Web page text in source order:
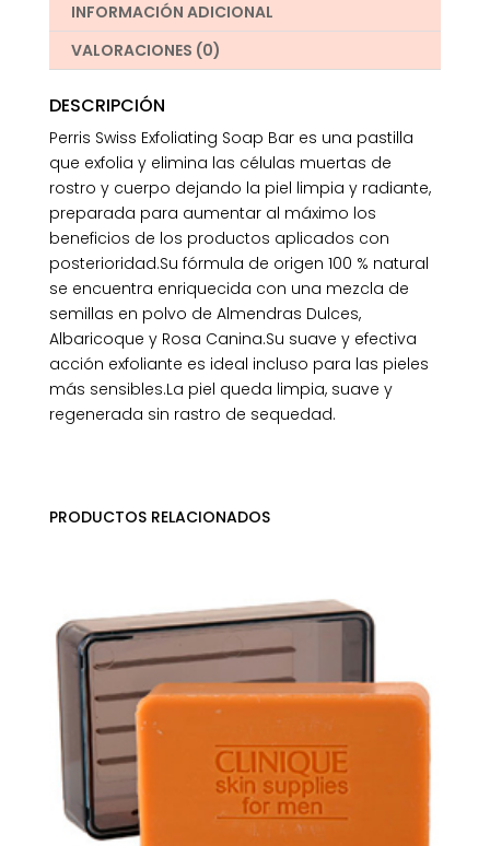
INFORMACIÓN ADICIONAL
VALORACIONES (0)
DESCRIPCIÓN
Perris Swiss Exfoliating Soap Bar es una pastilla
que exfolia y elimina las células muertas de
rostro y cuerpo dejando la piel limpia y radiante,
preparada para aumentar al máximo los
beneficios de los productos aplicados con
posterioridad.Su fórmula de origen 100 % natural
se encuentra enriquecida con una mezcla de
semillas en polvo de Almendras Dulces,
Albaricoque y Rosa Canina.Su suave y efectiva
acción exfoliante es ideal incluso para las pieles
más sensibles.La piel queda limpia, suave y
regenerada sin rastro de sequedad.
PRODUCTOS RELACIONADOS